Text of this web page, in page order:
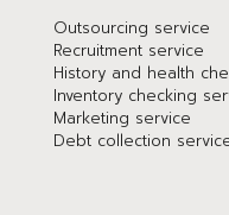
Outsourcing service
Recruitment service
History and health
Inventory checking
Marketing service
Debt collection